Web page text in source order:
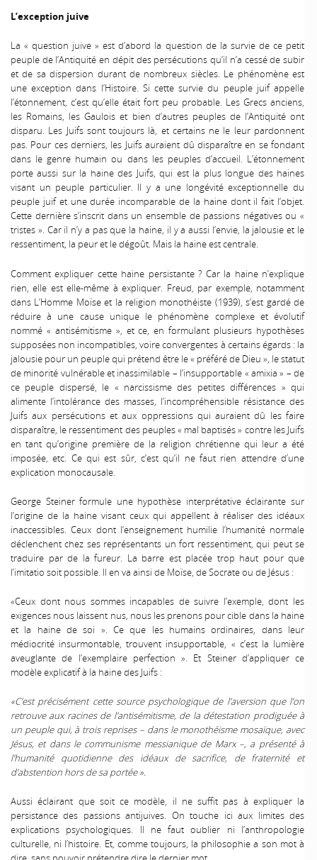
L’exception juive
La « question juive » est d’abord la question de la survie de ce petit
peuple de l’Antiquité en dépit des persécutions qu’il n’a cessé de subir
et de sa dispersion durant de nombreux siècles. Le phénomène est
une exception dans l’Histoire. Si cette survie du peuple juif appelle
l’étonnement, c’est qu’elle était fort peu probable. Les Grecs anciens,
les Romains, les Gaulois et bien d’autres peuples de l’Antiquité ont
disparu. Les Juifs sont toujours là, et certains ne le leur pardonnent
pas. Pour ces derniers, les Juifs auraient dû disparaître en se fondant
dans le genre humain ou dans les peuples d’accueil. L’étonnement
porte aussi sur la haine des Juifs, qui est la plus longue des haines
visant un peuple particulier. Il y a une longévité exceptionnelle du
peuple juif et une durée incomparable de la haine dont il fait l’objet.
Cette dernière s’inscrit dans un ensemble de passions négatives ou «
tristes ». Car il n’y a pas que la haine, il y a aussi l’envie, la jalousie et le
ressentiment, la peur et le dégoût. Mais la haine est centrale.
Comment expliquer cette haine persistante ? Car la haine n’explique
rien, elle est elle-même à expliquer. Freud, par exemple, notamment
dans L’Homme Moïse et la religion monothéiste (1939), s’est gardé de
réduire à une cause unique le phénomène complexe et évolutif
nommé « antisémitisme », et ce, en formulant plusieurs hypothèses
supposées non incompatibles, voire convergentes à certains égards : la
jalousie pour un peuple qui prétend être le « préféré de Dieu », le statut
de minorité vulnérable et inassimilable – l’insupportable « amixia » – de
ce peuple dispersé, le « narcissisme des petites différences » qui
alimente l’intolérance des masses, l’incompréhensible résistance des
Juifs aux persécutions et aux oppressions qui auraient dû les faire
disparaître, le ressentiment des peuples « mal baptisés » contre les Juifs
en tant qu’origine première de la religion chrétienne qui leur a été
imposée, etc. Ce qui est sûr, c’est qu’il ne faut rien attendre d’une
explication monocausale.
George Steiner formule une hypothèse interprétative éclairante sur
l’origine de la haine visant ceux qui appellent à réaliser des idéaux
inaccessibles. Ceux dont l’enseignement humilie l’humanité normale
déclenchent chez ses représentants un fort ressentiment, qui peut se
traduire par de la fureur. La barre est placée trop haut pour que
l’imitatio soit possible. Il en va ainsi de Moïse, de Socrate ou de Jésus :
«Ceux dont nous sommes incapables de suivre l’exemple, dont les
exigences nous laissent nus, nous les prenons pour cible dans la haine
et la haine de soi ». Ce que les humains ordinaires, dans leur
médiocrité insurmontable, trouvent insupportable, « c’est la lumière
aveuglante de l’exemplaire perfection ». Et Steiner d’appliquer ce
modèle explicatif à la haine des Juifs :
«C’est précisément cette source psychologique de l’aversion que l’on
retrouve aux racines de l’antisémitisme, de la détestation prodiguée à
un peuple qui, à trois reprises – dans le monothéisme mosaïque, avec
Jésus, et dans le communisme messianique de Marx –, a présenté à
l’humanité quotidienne des idéaux de sacrifice, de fraternité et
d’abstention hors de sa portée ».
Aussi éclairant que soit ce modèle, il ne suffit pas à expliquer la
persistance des passions antijuives. On touche ici aux limites des
explications psychologiques. Il ne faut oublier ni l’anthropologie
culturelle, ni l’histoire. Et, comme toujours, la philosophie a son mot à